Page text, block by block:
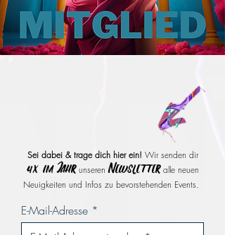
Sei dabei & trage dich hier ein! Wir senden dir
4x im JahrunserenNewsletteralle neuen
Neuigkeiten und Infos zu bevorstehenden Events.
E-Mail-Adresse